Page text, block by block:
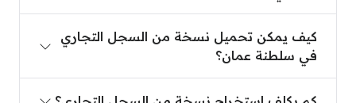
كيف يمكن تحميل نسخة من السجل التجاري
في سلطنة عمان؟